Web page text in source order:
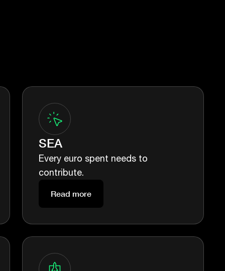
SEA
Every euro spent needs to
contribute.
Read more